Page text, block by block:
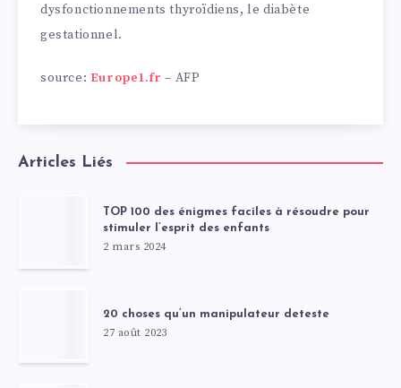
dysfonctionnements thyroïdiens, le diabète
gestationnel.
source: Europe1.fr – AFP
Articles Liés
TOP 100 des énigmes faciles à résoudre pour
stimuler l’esprit des enfants
2 mars 2024
20 choses qu’un manipulateur deteste
27 août 2023